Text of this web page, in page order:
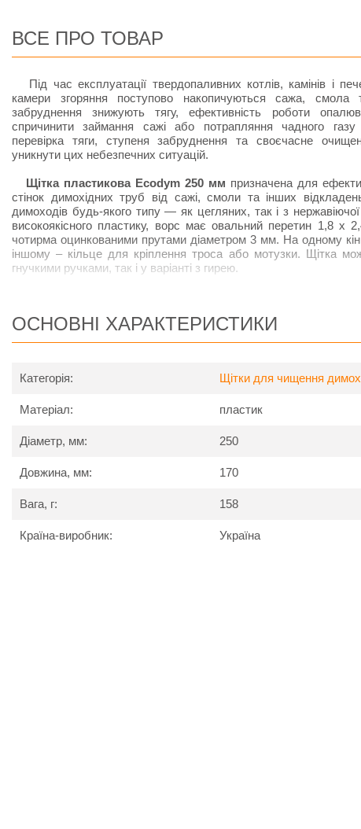
ВСЕ ПРО ТОВАР
Під час експлуатації твердопаливних котлів, камінів і
камери згоряння поступово накопичуються сажа, смола
забруднення знижують тягу, ефективність роботи
спричинити займання сажі або потрапляння чадного
перевірка тяги, ступеня забруднення та своєчасне
уникнути цих небезпечних ситуацій.
Щітка пластикова Ecodym 250 мм призначена для
стінок димохідних труб від сажі, смоли та інших
димоходів будь-якого типу — як цегляних, так і з
високоякісного пластику, ворс має овальний перетин 1,8 х
чотирма оцинкованими прутами діаметром 3 мм. На одному
іншому – кільце для кріплення троса або мотузки. Щітка
гнучкими ручками, так і у варіанті з гирею.
ОСНОВНІ ХАРАКТЕРИСТИКИ
Категорія: Щітки для чищення
Матеріал: пластик
Діаметр, мм: 250
Довжина, мм: 170
Вага, г: 158
Країна-виробник: Україна